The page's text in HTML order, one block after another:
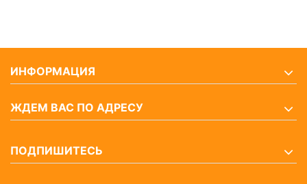
ИНФОРМАЦИЯ
ЖДЕМ ВАС ПО АДРЕСУ
ПОДПИШИТЕСЬ